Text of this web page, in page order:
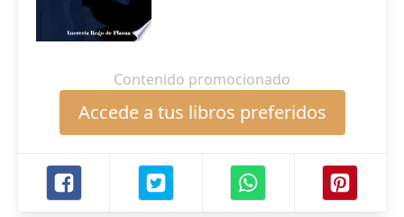
Contenido promocionado
Accede a tus libros preferidos